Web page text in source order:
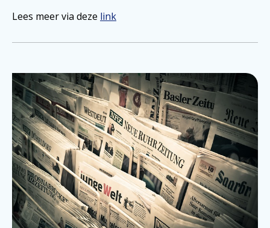
Lees meer via deze link